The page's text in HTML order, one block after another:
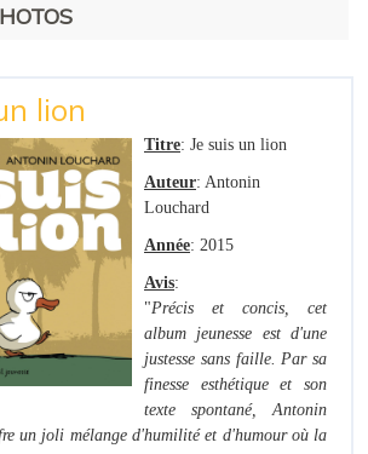
lion
Titre: Je suis un lion
Auteur: Antonin
Louchard
Année: 2015
Avis:
"Précis et concis, cet
album jeunesse est d'une
justesse sans faille. Par sa
finesse esthétiqueet son
texte spontané, Antonin
un joli mélange d'humilité et d'humour où la